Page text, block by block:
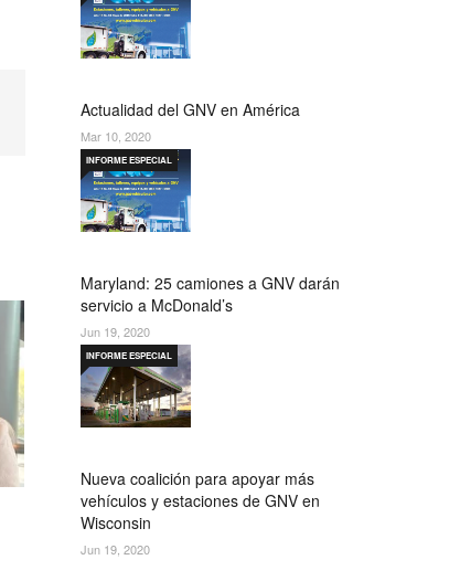
Actualidad del GNV en América
Mar 10, 2020
Maryland: 25 camiones a GNV darán
servicio a McDonald’s
INFORME ESPECIAL
Jun 19, 2020
Nueva coalición para apoyar más
vehículos y estaciones de GNV en
Wisconsin
INFORME ESPECIAL
Jun 19, 2020